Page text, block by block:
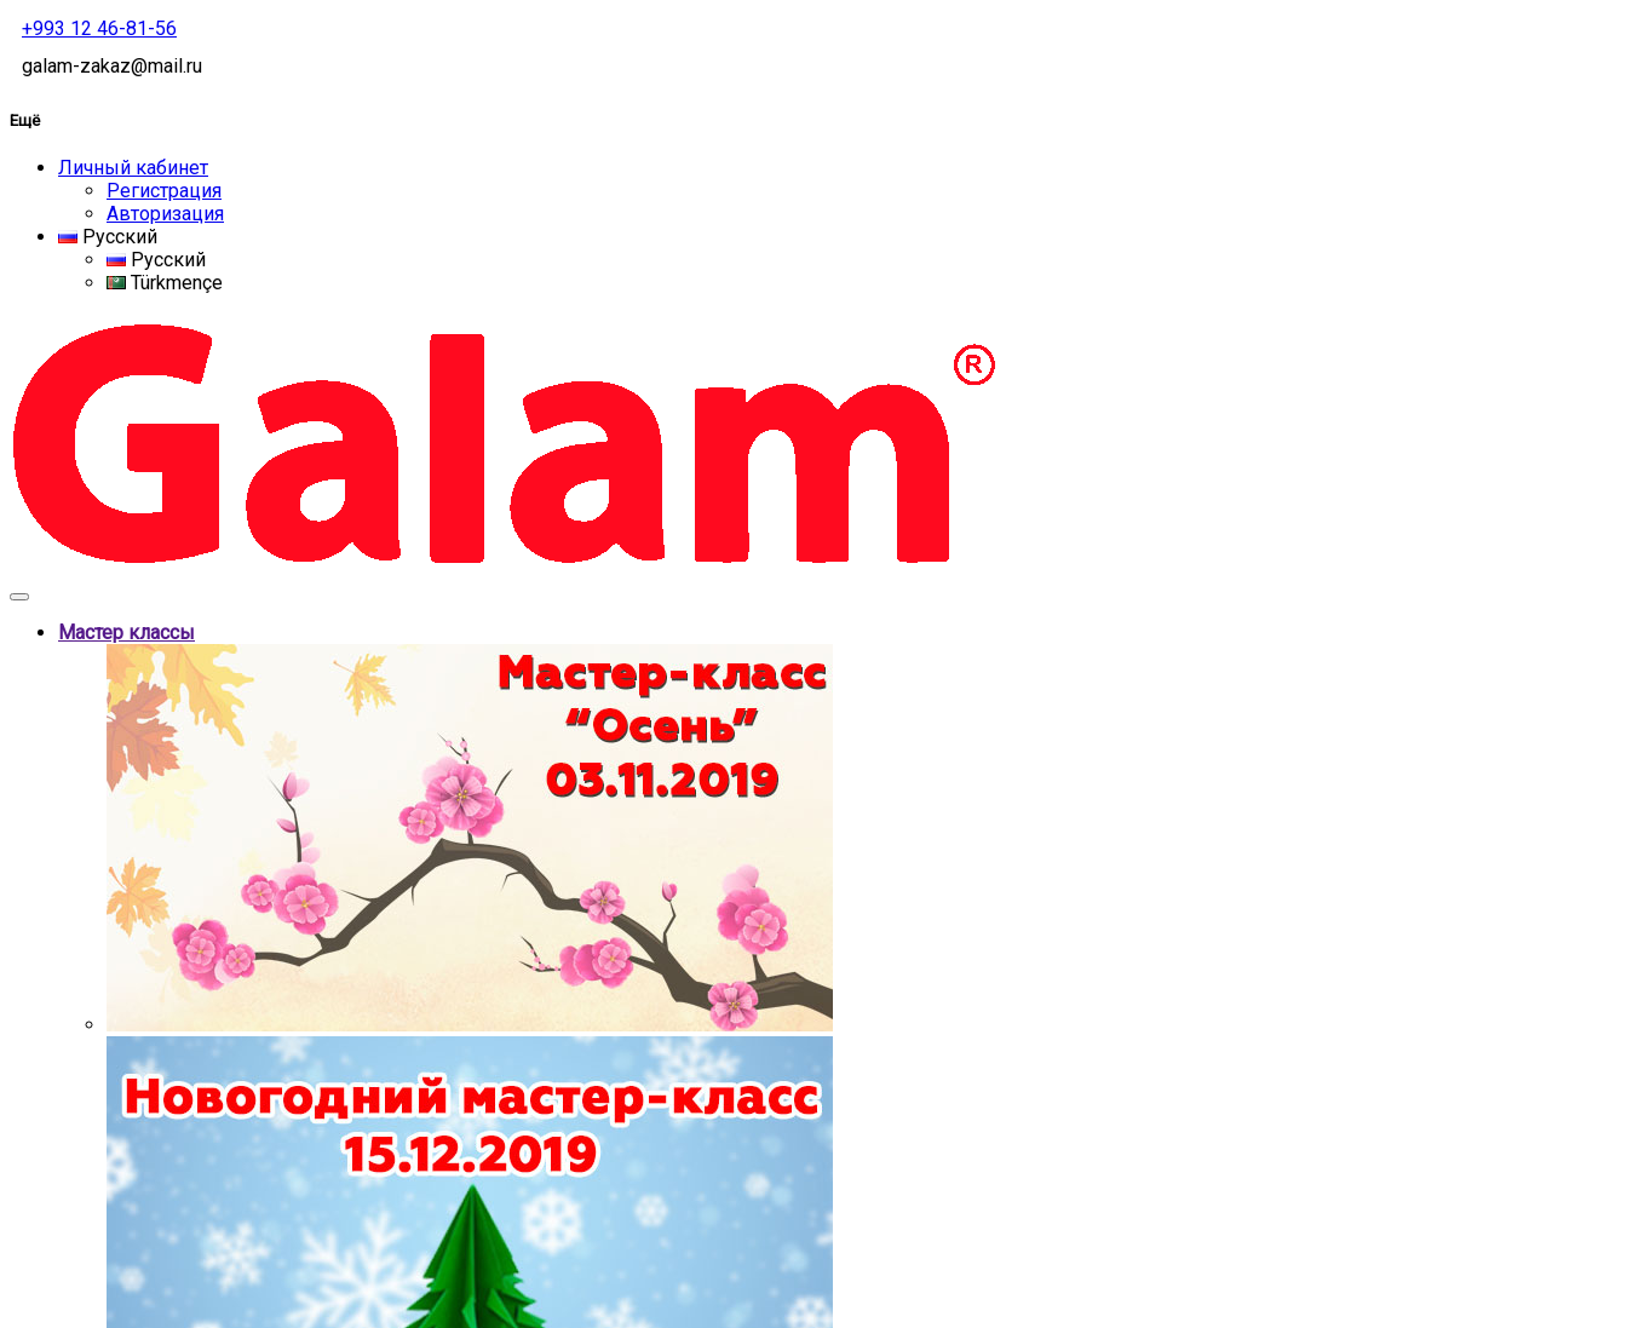
+993 12 46-81-56
galam-zakaz@mail.ru
Ещё
Личный кабинет
Регистрация
Авторизация
Русский
Русский
Türkmençe
Мастер классы